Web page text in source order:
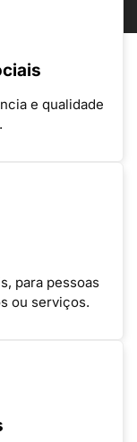
e qualidade
para pessoas
ou serviços.